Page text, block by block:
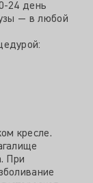
24 день
— в любой
кресле.
При